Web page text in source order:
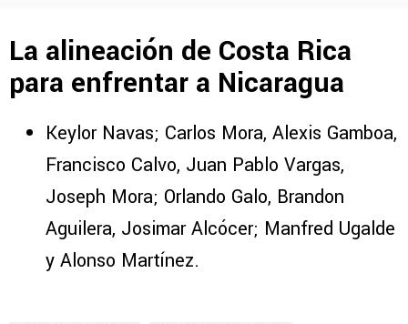
La alineación de Costa Rica
para enfrentar a Nicaragua
Keylor Navas; Carlos Mora, Alexis Gamboa,
Francisco Calvo, Juan Pablo Vargas,
Joseph Mora; Orlando Galo, Brandon
Aguilera, Josimar Alcócer; Manfred Ugalde
y Alonso Martínez.